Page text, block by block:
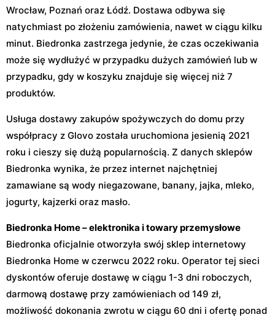
Wrocław, Poznań oraz Łódź. Dostawa odbywa się
natychmiast po złożeniu zamówienia, nawet w ciągu kilku
minut. Biedronka zastrzega jedynie, że czas oczekiwania
może się wydłużyć w przypadku dużych zamówień lub w
przypadku, gdy w koszyku znajduje się więcej niż 7
produktów.
Usługa dostawy zakupów spożywczych do domu przy
współpracy z Glovo została uruchomiona jesienią 2021
roku i cieszy się dużą popularnością. Z danych sklepów
Biedronka wynika, że przez internet najchętniej
zamawiane są wody niegazowane, banany, jajka, mleko,
jogurty, kajzerki oraz masło.
Biedronka Home – elektronika i towary przemysłowe
Biedronka oficjalnie otworzyła swój sklep internetowy
Biedronka Home w czerwcu 2022 roku. Operator tej sieci
dyskontów oferuje dostawę w ciągu 1-3 dni roboczych,
darmową dostawę przy zamówieniach od 149 zł,
możliwość dokonania zwrotu w ciągu 60 dni i ofertę ponad